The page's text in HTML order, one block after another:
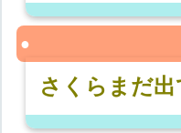
さくらまだ